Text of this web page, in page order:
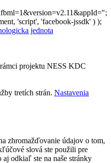
'script', 'facebook-jssdk' ) );
projektu NESS KDC
tretích strán. Nastavenia
zhromažďovanie údajov o tom,
slová ste použili pre
aj odkiaľ ste na naše stránky